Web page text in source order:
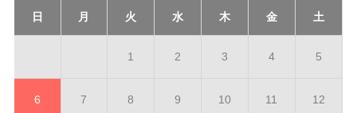
日 月 火 水 木 金 土
1 2 3 4 5
6 7 8 9 10 11 12